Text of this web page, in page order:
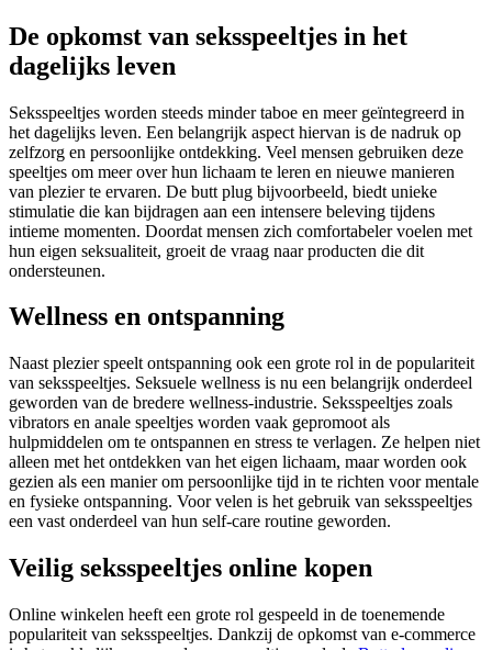
De opkomst van seksspeeltjes in het
dagelijks leven
Seksspeeltjes worden steeds minder taboe en meer geïntegreerd in
het dagelijks leven. Een belangrijk aspect hiervan is de nadruk op
zelfzorg en persoonlijke ontdekking. Veel mensen gebruiken deze
speeltjes om meer over hun lichaam te leren en nieuwe manieren
van plezier te ervaren. De butt plug bijvoorbeeld, biedt unieke
stimulatie die kan bijdragen aan een intensere beleving tijdens
intieme momenten. Doordat mensen zich comfortabeler voelen met
hun eigen seksualiteit, groeit de vraag naar producten die dit
ondersteunen.
Wellness en ontspanning
Naast plezier speelt ontspanning ook een grote rol in de populariteit
van seksspeeltjes. Seksuele wellness is nu een belangrijk onderdeel
geworden van de bredere wellness-industrie. Seksspeeltjes zoals
vibrators en anale speeltjes worden vaak gepromoot als
hulpmiddelen om te ontspannen en stress te verlagen. Ze helpen niet
alleen met het ontdekken van het eigen lichaam, maar worden ook
gezien als een manier om persoonlijke tijd in te richten voor mentale
en fysieke ontspanning. Voor velen is het gebruik van seksspeeltjes
een vast onderdeel van hun self-care routine geworden.
Veilig seksspeeltjes online kopen
Online winkelen heeft een grote rol gespeeld in de toenemende
populariteit van seksspeeltjes. Dankzij de opkomst van e-commerce